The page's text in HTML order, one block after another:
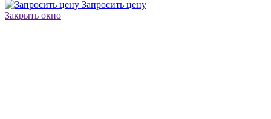
Запросить цену
Закрыть окно